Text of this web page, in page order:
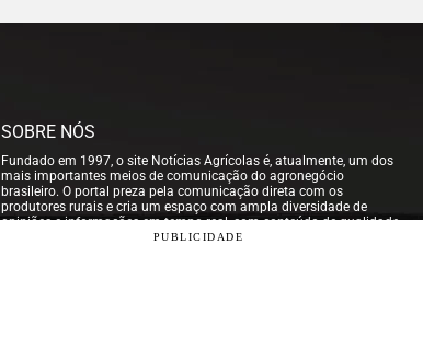
SOBRE NÓS
Fundado em 1997, o site Notícias Agrícolas é, atualmente, um dos
mais importantes meios de comunicação do agronegócio
brasileiro. O portal preza pela comunicação direta com os
produtores rurais e cria um espaço com ampla diversidade de
opiniões e informações em tempo real, com conteúdo de qualidade
para que nossos usuários possam tomar sempre as melhores
PUBLICIDADE